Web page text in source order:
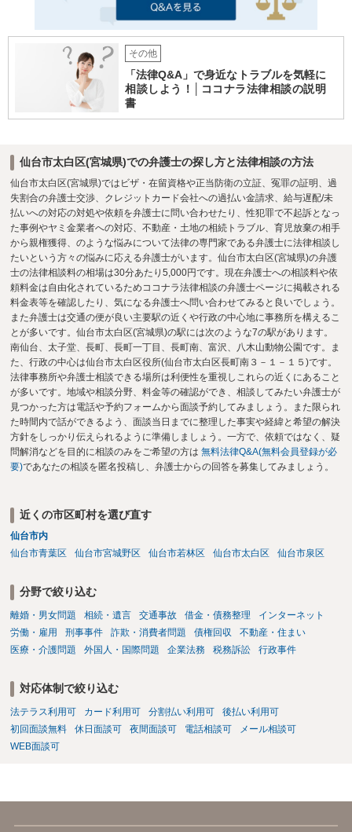
その他
「法律Q&A」で身近なトラブルを気軽に
相談しよう！│ココナラ法律相談の説明
書
仙台市太白区(宮城県)での弁護士の探し方と法律相談の方法
仙台市太白区(宮城県)ではビザ・在留資格や正当防衛の立証、冤罪の証明、過
失割合の弁護士交渉、クレジットカード会社への過払い金請求、給与遅配/未
払いへの対応の対処や依頼を弁護士に問い合わせたり、性犯罪で不起訴となっ
た事例やヤミ金業者への対応、不動産・土地の相続トラブル、育児放棄の相手
から親権獲得、のような悩みについて法律の専門家である弁護士に法律相談し
たいという方々の悩みに応える弁護士がいます。仙台市太白区(宮城県)の弁護
士の法律相談料の相場は30分あたり5,000円です。現在弁護士への相談料や依
頼料金は自由化されているためココナラ法律相談の弁護士ページに掲載される
料金表等を確認したり、気になる弁護士へ問い合わせてみると良いでしょう。
また弁護士は交通の便が良い主要駅の近くや行政の中心地に事務所を構えるこ
とが多いです。仙台市太白区(宮城県)の駅には次のような7の駅があります。
南仙台、太子堂、長町、長町一丁目、長町南、富沢、八木山動物公園です。ま
た、行政の中心は仙台市太白区役所(仙台市太白区長町南３－１－１５)です。
法律事務所や弁護士相談できる場所は利便性を重視しこれらの近くにあること
が多いです。地域や相談分野、料金等の確認ができ、相談してみたい弁護士が
見つかった方は電話や予約フォームから面談予約してみましょう。また限られ
た時間内で話ができるよう、面談当日までに整理した事実や経緯と希望の解決
方針をしっかり伝えられるように準備しましょう。一方で、依頼ではなく、疑
問解消などを目的に相談のみをご希望の方は 無料法律Q&A(無料会員登録が必
要)であなたの相談を匿名投稿し、弁護士からの回答を募集してみましょう。
近くの市区町村を選び直す
仙台市内
仙台市青葉区
仙台市宮城野区 仙台市若林区 仙台市太白区 仙台市泉区
分野で絞り込む
離婚・男女問題 相続・遺言 交通事故 借金・債務整理
インターネット
労働・雇用
刑事事件 詐欺・消費者問題 債権回収
不動産・住まい
医療・介護問題
外国人・国際問題 企業法務 税務訴訟 行政事件
対応体制で絞り込む
法テラス利用可 カード利用可 分割払い利用可
後払い利用可
初回面談無料
休日面談可 夜間面談可 電話相談可
メール相談可
WEB面談可